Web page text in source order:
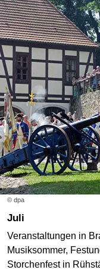
© dpa
Juli
Veranstaltungen in
Musiksommer,
Storchenfest in